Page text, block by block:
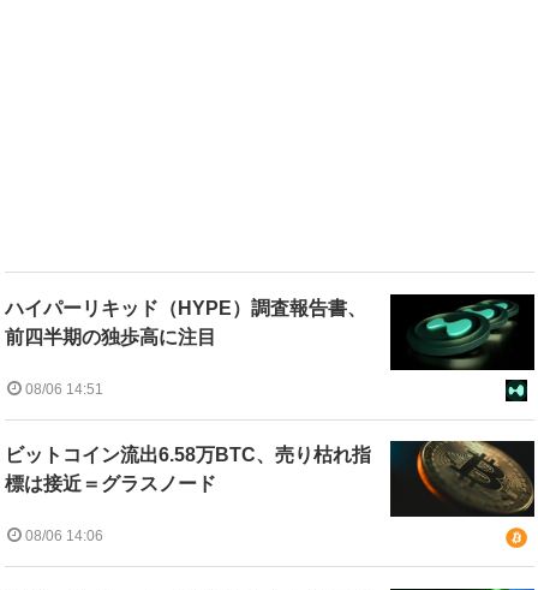
ハイパーリキッド（HYPE）調査報告書、
前四半期の独歩高に注目
08/06 14:51
ビットコイン流出6.58万BTC、売り枯れ指
標は接近＝グラスノード
08/06 14:06